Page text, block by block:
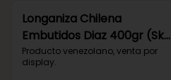
Longaniza Chilena
Embutidos Diaz 400gr (Sku
430)
Producto venezolano, venta por
display.